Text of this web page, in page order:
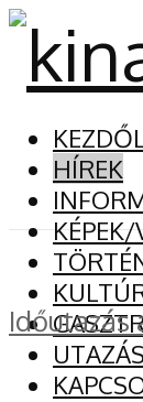
HÍREK
UTAZÁS
Időutazás